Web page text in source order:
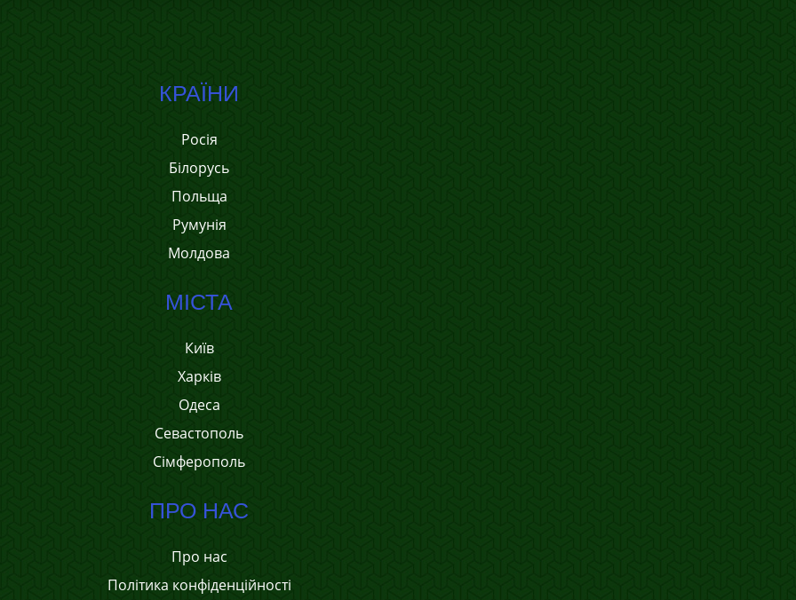
КРАЇНИ
Росія
Білорусь
Польща
Румунія
Молдова
МІСТА
Київ
Харків
Одеса
Севастополь
Сімферополь
ПРО НАС
Про нас
Політика конфіденційності